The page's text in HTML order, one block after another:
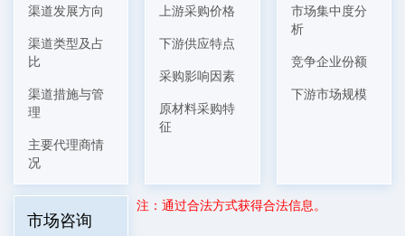
渠道发展方向
渠道类型及占
比
渠道措施与管
理
主要代理商情
况
上游采购价格
下游供应特点
采购影响因素
原材料采购特
征
市场集中度分
析
竞争企业份额
下游市场规模
市场咨询
注：通过合法方式获得合法信息。